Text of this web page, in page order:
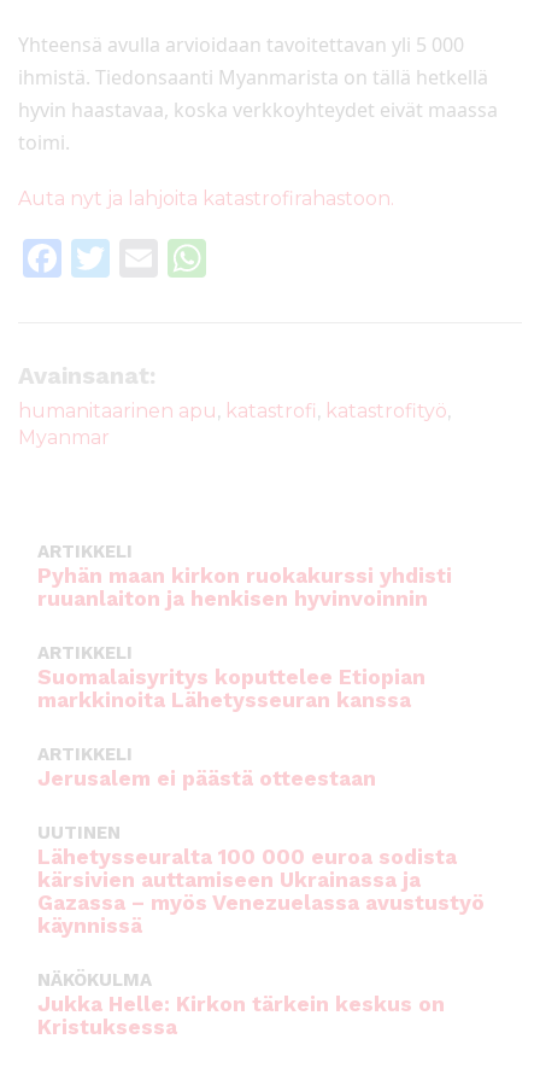
Yhteensä avulla arvioidaan tavoitettavan yli 5 000
ihmistä. Tiedonsaanti Myanmarista on tällä hetkellä
hyvin haastavaa, koska verkkoyhteydet eivät maassa
toimi.
Auta nyt ja lahjoita katastrofirahastoon.
F
e
b
o
T
te
r
E
A
Avainsanat:
humanitaarinen apu, katastrofi, katastrofityö,
Myanmar
ARTIKKELI
Pyhän maan kirkon ruokakurssi yhdisti
ruuanlaiton ja henkisen hyvinvoinnin
ARTIKKELI
Suomalaisyritys koputtelee Etiopian
markkinoita Lähetysseuran kanssa
ARTIKKELI
Jerusalem ei päästä otteestaan
UUTINEN
Lähetysseuralta 100 000 euroa sodista
kärsivien auttamiseen Ukrainassa ja
Gazassa – myös Venezuelassa avustustyö
käynnissä
NÄKÖKULMA
Jukka Helle: Kirkon tärkein keskus on
Kristuksessa